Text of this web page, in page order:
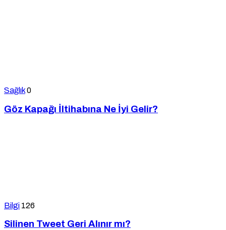
Sağlık0
Göz Kapağı İltihabına Ne İyi Gelir?
Bilgi 126
Silinen Tweet Geri Alınır mı?